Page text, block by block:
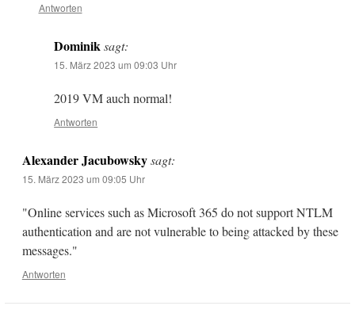
Antworten
Dominiksagt:
15. März 2023 um 09:03 Uhr
2019 VM auch normal!
Antworten
Alexander Jacubowsky sagt:
15. März 2023 um 09:05 Uhr
"Online services such as Microsoft 365 do not support NTLM
authentication and are not vulnerable to being attacked by these
messages."
Antworten